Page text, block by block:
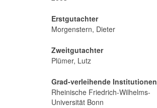
Erstgutachter
Morgenstern, Dieter
Zweitgutachter
Plümer, Lutz
Grad-verleihende Institutionen
Rheinische Friedrich-Wilhelms-
Universität Bonn